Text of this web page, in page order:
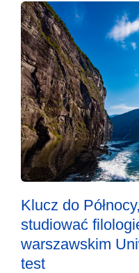
Klucz do
studiować
warszawskim
test